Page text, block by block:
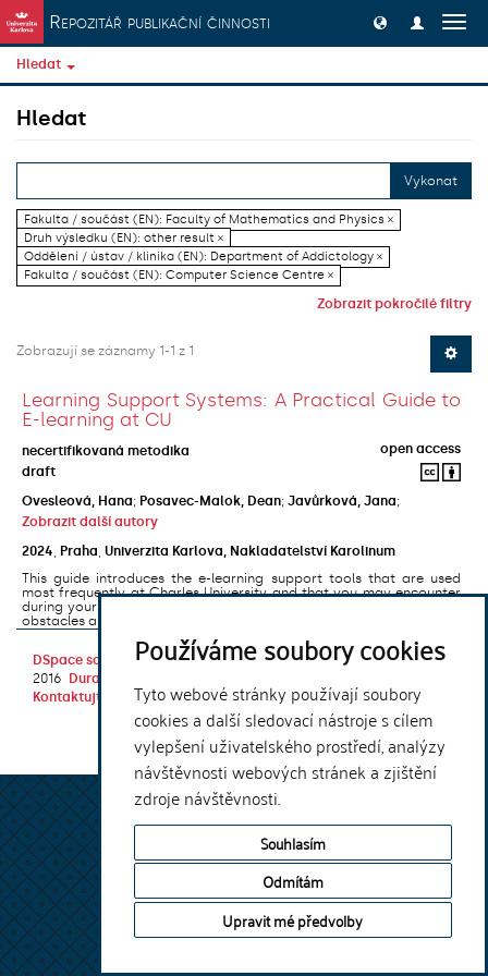
Používáme soubory cookies
Tyto webové stránky používají soubory
cookies a další sledovací nástroje s cílem
vylepšení uživatelského prostředí, analýzy
návštěvnosti webových stránek a zjištění
zdroje návštěvnosti.
Souhlasím
Odmítám
Upravit mé předvolby
Přeskočit na obsah
Repozitář publikační činnosti
Hledat
Hledat
Vykonat
Fakulta / součást (EN): Faculty of Mathematics and Physics ×
Druh výsledku (EN): other result ×
Oddělení / ústav / klinika (EN): Department of Addictology ×
Fakulta / součást (EN): Computer Science Centre ×
Zobrazit pokročilé filtry
Zobrazují se záznamy 1-1 z 1
Learning Support Systems: A Practical Guide to
E-learning at CU
necertifikovaná metodika
open access
draft
Ovesleová, Hana; Posavec-Malok, Dean; Javůrková, Jana;
Zobrazit další autory
2024
Praha Univerzita Karlova, Nakladatelství Karolinum
This guide introduces the e-learning support tools that are used
most frequently at Charles University and that you may encounter
during your studies. It will also help you to avoid the most common
obstacles associated ...
DSpace software
copyright © 2002-
2016
DuraSpace
Kontaktujte nás
|Vyjádření názoru
Theme by